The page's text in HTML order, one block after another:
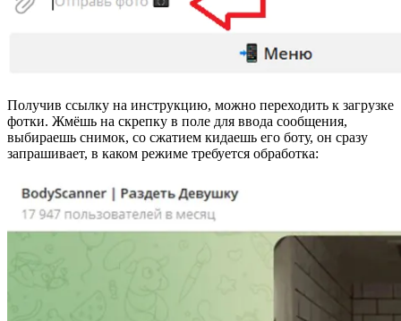
Получив ссылку на инструкцию, можно переходить к загрузке
фотки. Жмёшь на скрепку в поле для ввода сообщения,
выбираешь снимок, со сжатием кидаешь его боту, он сразу
запрашивает, в каком режиме требуется обработка: